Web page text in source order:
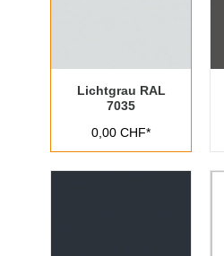
Lichtgrau RAL
7035
0,00 CHF*